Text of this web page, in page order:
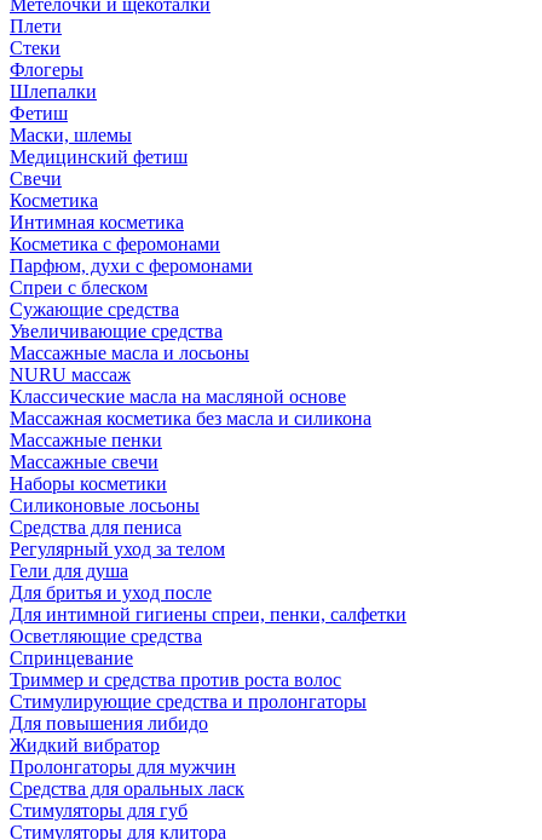
Метелочки и щекоталки
Плети
Стеки
Флогеры
Шлепалки
Фетиш
Маски, шлемы
Медицинский фетиш
Свечи
Косметика
Интимная косметика
Косметика с феромонами
Парфюм, духи с феромонами
Спреи с блеском
Сужающие средства
Увеличивающие средства
Массажные масла и лосьоны
NURU массаж
Классические масла на масляной основе
Массажная косметика без масла и силикона
Массажные пенки
Массажные свечи
Наборы косметики
Силиконовые лосьоны
Средства для пениса
Регулярный уход за телом
Гели для душа
Для бритья и уход после
Для интимной гигиены спреи, пенки, салфетки
Осветляющие средства
Спринцевание
Триммер и средства против роста волос
Стимулирующие средства и пролонгаторы
Для повышения либидо
Жидкий вибратор
Пролонгаторы для мужчин
Средства для оральных ласк
Стимуляторы для губ
Стимуляторы для клитора